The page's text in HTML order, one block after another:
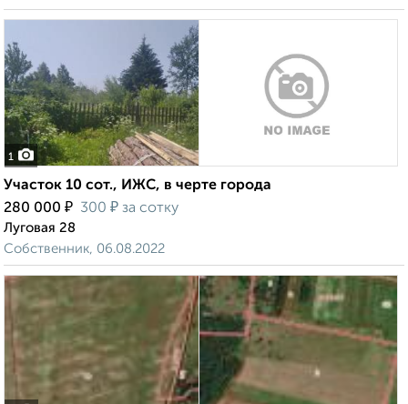
1
Участок 10 сот., ИЖС, в черте города
280 000 ₽ 300 ₽ за сотку
Луговая 28
Собственник, 06.08.2022